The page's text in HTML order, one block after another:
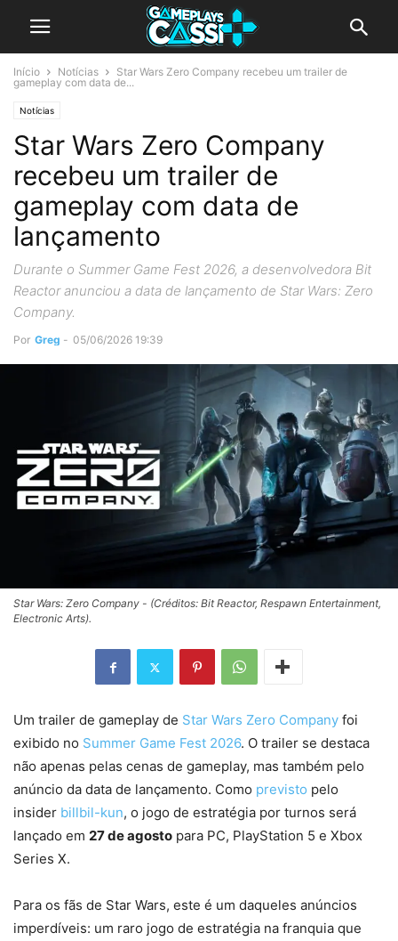
Início Notícias
Star Wars Zero Company recebeu um trailer de
gameplay com data de...
Notícias
Star Wars Zero Company
recebeu um trailer de
gameplay com data de
lançamento
Durante o Summer Game Fest 2026, a desenvolvedora Bit
Reactor anunciou a data de lançamento de Star Wars: Zero
Company.
Por Greg - 05/06/2026 19:39
Star Wars: Zero Company - (Créditos: Bit Reactor, Respawn Entertainment,
Electronic Arts).
Um trailer de gameplay de Star Wars Zero Company foi
exibido no Summer Game Fest 2026. O trailer se destaca
não apenas pelas cenas de gameplay, mas também pelo
anúncio da data de lançamento. Como previsto pelo
insider billbil-kun, o jogo de estratégia por turnos será
lançado em 27 de agosto para PC, PlayStation 5 e Xbox
Series X.
Para os fãs de Star Wars, este é um daqueles anúncios
imperdíveis: um raro jogo de estratégia na franquia que